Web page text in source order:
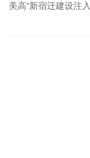
新时代公民素养
美高”新宿迁建设注